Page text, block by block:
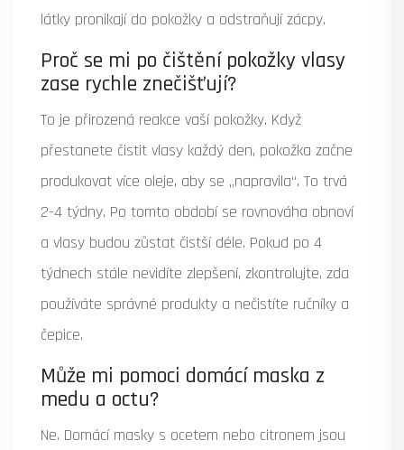
látky pronikají do pokožky a odstraňují zácpy.
Proč se mi po čištění pokožky vlasy
zase rychle znečišťují?
To je přirozená reakce vaší pokožky. Když
přestanete čistit vlasy každý den, pokožka začne
produkovat více oleje, aby se „napravila“. To trvá
2-4 týdny. Po tomto období se rovnováha obnoví
a vlasy budou zůstat čistší déle. Pokud po 4
týdnech stále nevidíte zlepšení, zkontrolujte, zda
používáte správné produkty a nečistíte ručníky a
čepice.
Může mi pomoci domácí maska z
medu a octu?
Ne. Domácí masky s ocetem nebo citronem jsou